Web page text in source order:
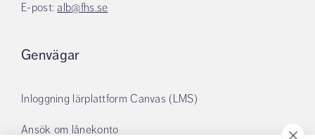
E-post: alb@fhs.se
Genvägar
Inloggning lärplattform Canvas (LMS)
Ansök om lånekonto